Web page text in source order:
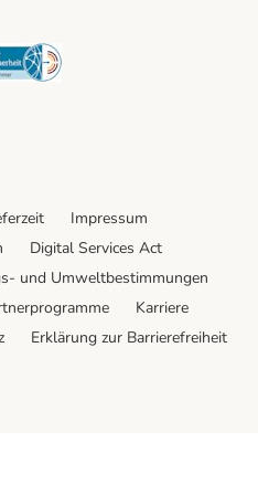
Security
Impressum
Digital Services Act
und Umweltbestimmungen
Karriere
Erklärung zur Barrierefreiheit